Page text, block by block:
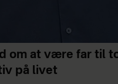
om at være far til
på livet